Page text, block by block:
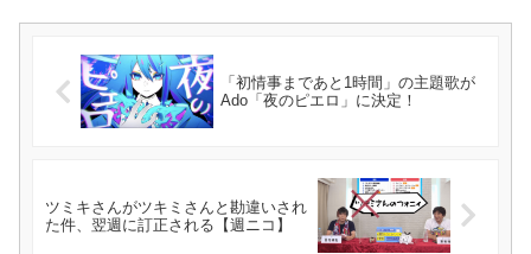
「初情事まであと1時間」の主題歌が
Ado「夜のピエロ」に決定！
ツミキさんがツキミさんと勘違いされ
た件、翌週に訂正される【週ニコ】